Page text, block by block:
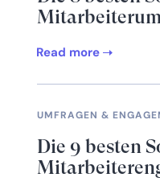
Read more
UMFRAGEN &
Die 9 besten